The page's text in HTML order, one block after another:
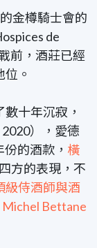
金樽騎士會的
de
前，酒莊已經
。
十年沉寂，
），愛德
的酒款， 橫
方的表現，不
級侍酒師與酒
Michel Bettane